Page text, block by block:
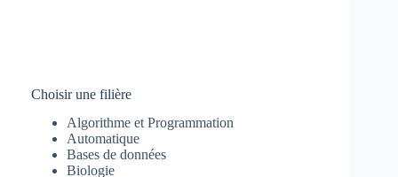
Choisir une filière
Algorithme et Programmation
Automatique
Bases de données
Biologie